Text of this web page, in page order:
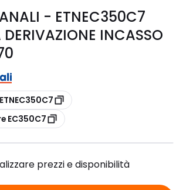
- ETNEC350C7
DERIVAZIONE INCASSO
EC350C7
prezzi e disponibilità